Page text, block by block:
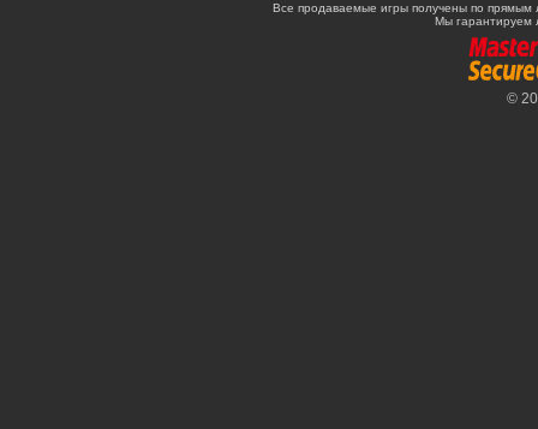
Все продаваемые игры получены по
Мы гарантируем
©